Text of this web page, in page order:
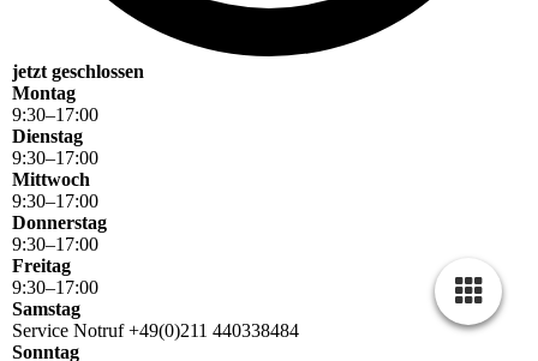
jetzt geschlossen
Montag
9:30–17:00
Dienstag
9:30–17:00
Mittwoch
9:30–17:00
Donnerstag
9:30–17:00
Freitag
9:30–17:00
Samstag
Service Notruf +49(0)211 440338484
Sonntag